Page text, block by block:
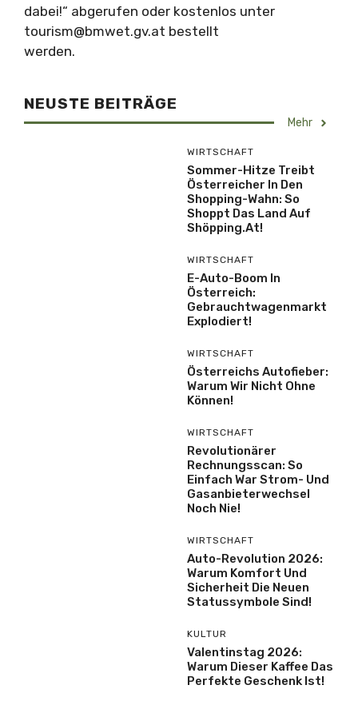
dabei!“ abgerufen oder kostenlos unter
tourism@bmwet.gv.at bestellt
werden.
NEUSTE BEITRÄGE
Mehr
WIRTSCHAFT
Sommer-Hitze Treibt
Österreicher In Den
Shopping-Wahn: So
Shoppt Das Land Auf
Shöpping.at!
WIRTSCHAFT
E-Auto-Boom In
Österreich:
Gebrauchtwagenmarkt
Explodiert!
WIRTSCHAFT
Österreichs Autofieber:
Warum Wir Nicht Ohne
Können!
WIRTSCHAFT
Revolutionärer
Rechnungsscan: So
Einfach War Strom- Und
Gasanbieterwechsel
Noch Nie!
WIRTSCHAFT
Auto-Revolution 2026:
Warum Komfort Und
Sicherheit Die Neuen
Statussymbole Sind!
KULTUR
Valentinstag 2026:
Warum Dieser Kaffee Das
Perfekte Geschenk Ist!